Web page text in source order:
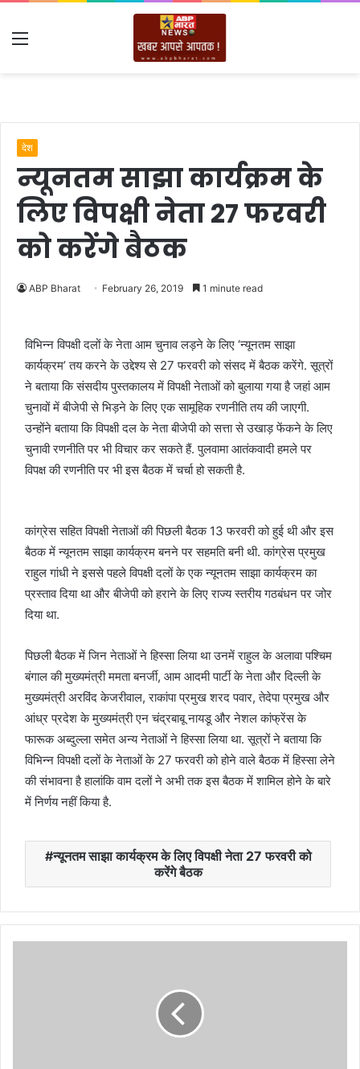
Menu
देश
न्यूनतम साझा कार्यक्रम के
लिए विपक्षी नेता 27 फरवरी
को करेंगे बैठक
ABP Bharat February 26, 2019 1 minute read
विभिन्न विपक्षी दलों के नेता आम चुनाव लड़ने के लिए ‘न्यूनतम साझा
कार्यक्रम’ तय करने के उद्देश्य से 27 फरवरी को संसद में बैठक करेंगे. सूत्रों
ने बताया कि संसदीय पुस्तकालय में विपक्षी नेताओं को बुलाया गया है जहां आम
चुनावों में बीजेपी से भिड़ने के लिए एक सामूहिक रणनीति तय की जाएगी.
उन्होंने बताया कि विपक्षी दल के नेता बीजेपी को सत्ता से उखाड़ फेंकने के लिए
चुनावी रणनीति पर भी विचार कर सकते हैं. पुलवामा आतंकवादी हमले पर
विपक्ष की रणनीति पर भी इस बैठक में चर्चा हो सकती है.
कांग्रेस सहित विपक्षी नेताओं की पिछली बैठक 13 फरवरी को हुई थी और इस
बैठक में न्यूनतम साझा कार्यक्रम बनने पर सहमति बनी थी. कांग्रेस प्रमुख
राहुल गांधी ने इससे पहले विपक्षी दलों के एक न्यूनतम साझा कार्यक्रम का
प्रस्ताव दिया था और बीजेपी को हराने के लिए राज्य स्तरीय गठबंधन पर जोर
दिया था.
पिछली बैठक में जिन नेताओं ने हिस्सा लिया था उनमें राहुल के अलावा पश्चिम
बंगाल की मुख्यमंत्री ममता बनर्जी, आम आदमी पार्टी के नेता और दिल्ली के
मुख्यमंत्री अरविंद केजरीवाल, राकांपा प्रमुख शरद पवार, तेदेपा प्रमुख और
आंध्र प्रदेश के मुख्यमंत्री एन चंद्रबाबू नायडू और नेशल कांफ्रेंस के
फारूक अब्दुल्ला समेत अन्य नेताओं ने हिस्सा लिया था. सूत्रों ने बताया कि
विभिन्न विपक्षी दलों के नेताओं के 27 फरवरी को होने वाले बैठक में हिस्सा लेने
की संभावना है हालांकि वाम दलों ने अभी तक इस बैठक में शामिल होने के बारे
में निर्णय नहीं किया है.
न्यूनतम साझा कार्यक्रम के लिए विपक्षी नेता 27 फरवरी को
करेंगे बैठक